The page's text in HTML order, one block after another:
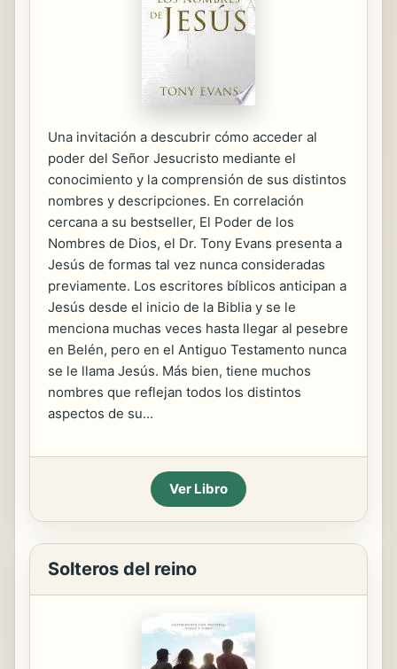
Una invitación a descubrir cómo acceder al
poder del Señor Jesucristo mediante el
conocimiento y la comprensión de sus distintos
nombres y descripciones. En correlación
cercana a su bestseller, El Poder de los
Nombres de Dios, el Dr. Tony Evans presenta a
Jesús de formas tal vez nunca consideradas
previamente. Los escritores bíblicos anticipan a
Jesús desde el inicio de la Biblia y se le
menciona muchas veces hasta llegar al pesebre
en Belén, pero en el Antiguo Testamento nunca
se le llama Jesús. Más bien, tiene muchos
nombres que reflejan todos los distintos
aspectos de su...
Ver Libro
Solteros del reino